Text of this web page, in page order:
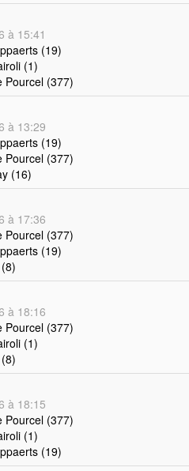
à 15:41
(19)
(1)
Pourcel (377)
à 13:29
(19)
Pourcel (377)
(16)
à 17:36
Pourcel (377)
(19)
à 18:16
Pourcel (377)
(1)
à 18:15
Pourcel (377)
(1)
(19)